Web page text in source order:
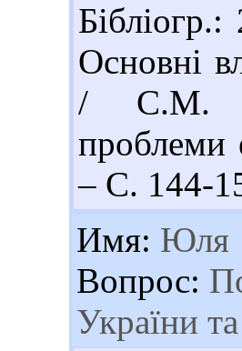
Основні
/ С.М.
– С. 144-
Имя: Юля
Вопрос:
України